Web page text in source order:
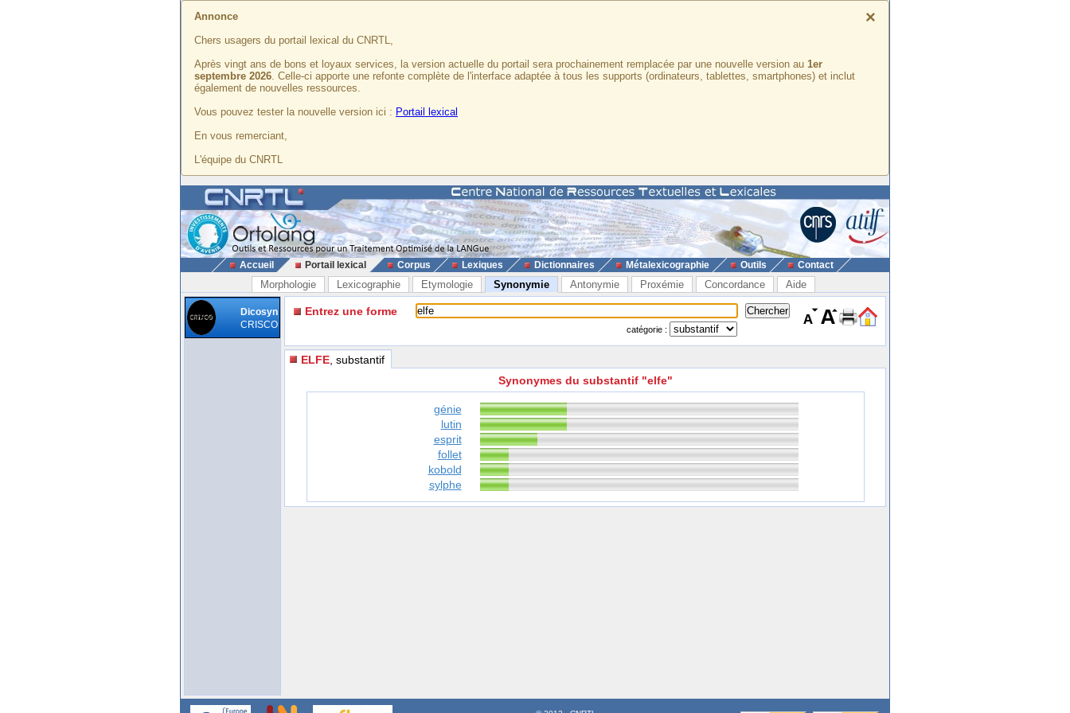
×
Annonce
Chers usagers du portail lexical du CNRTL,
Après vingt ans de bons et loyaux services, la version actuelle du portail sera prochainement remplacée par une nouvelle version au 1er
septembre 2026. Celle-ci apporte une refonte complète de l'interface adaptée à tous les supports (ordinateurs, tablettes, smartphones) et inclut
également de nouvelles ressources.
Vous pouvez tester la nouvelle version ici : Portail lexical
En vous remerciant,
L'équipe du CNRTL
Accueil Portail lexical Corpus Lexiques Dictionnaires Métalexicographie Outils Contact
Morphologie Lexicographie Etymologie Synonymie Antonymie Proxémie Concordance Aide
Dicosyn
CRISCO
Entrez une forme
catégorie :
ELFE , substantif
Synonymes du substantif "elfe"
génie
lutin
esprit
follet
kobold
sylphe